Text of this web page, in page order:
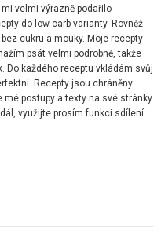
velmi výrazně podařilo
do low carb varianty. Rovněž
cukru a mouky. Moje recepty
psát velmi podrobně, takže
Do každého receptu vkládám svůj
Recepty jsou chráněny
postupy a texty na své stránky
využijte prosím funkci sdílení